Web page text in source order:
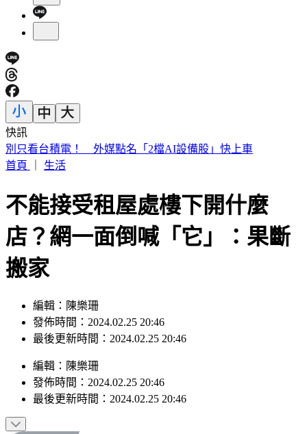
快訊
白海豚暴風圈縮小！掃過北部近海「雨狂炸」 這天才遠離
首頁
生活
不能接受租屋處樓下開什麼
店？網一面倒喊「它」：果斷
搬家
編輯：陳樂珊
發佈時間：2024.02.25 20:46
最後更新時間：2024.02.25 20:46
編輯 ： 陳樂珊
發佈時間： 2024.02.25 20:46
最後更新時間： 2024.02.25 20:46